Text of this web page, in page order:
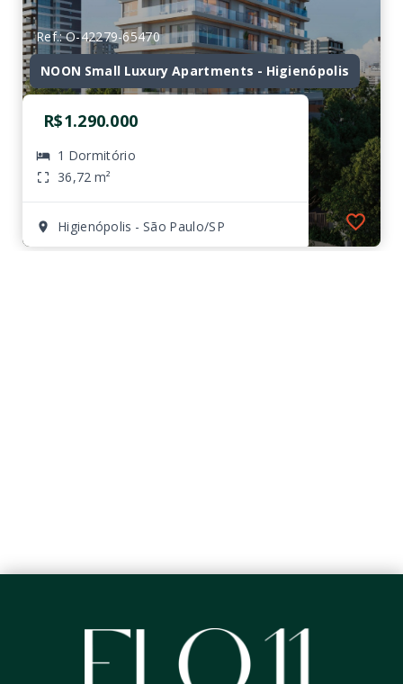
Ref.: O-42279-65470
NOON Small Luxury Apartments - Higienópolis
R$1.290.000
1 Dormitório
36,72 m²
Higienópolis - São Paulo/SP